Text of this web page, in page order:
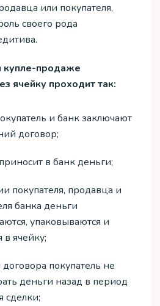
или покупателя,
своего рода
купле-продаже
ячейку проходит так:
и банк заключают
договор;
в банк деньги;
покупателя, продавца и
банка деньги
упаковываются и
ячейку;
покупатель не
деньги назад в период
сделки;